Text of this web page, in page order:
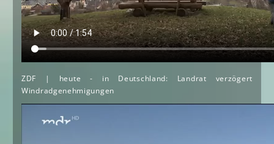
ZDF | heute - in Deutschland: Landrat verzögert
Windradgenehmigungen